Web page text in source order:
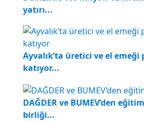
yatırı...
Ayvalık’ta üretici ve el emeği
katıyor...
DAĞDER ve BUMEV’den
birliği...